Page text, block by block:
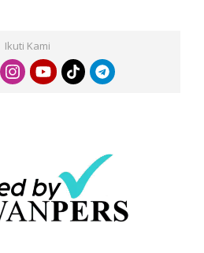
Ikuti Kami